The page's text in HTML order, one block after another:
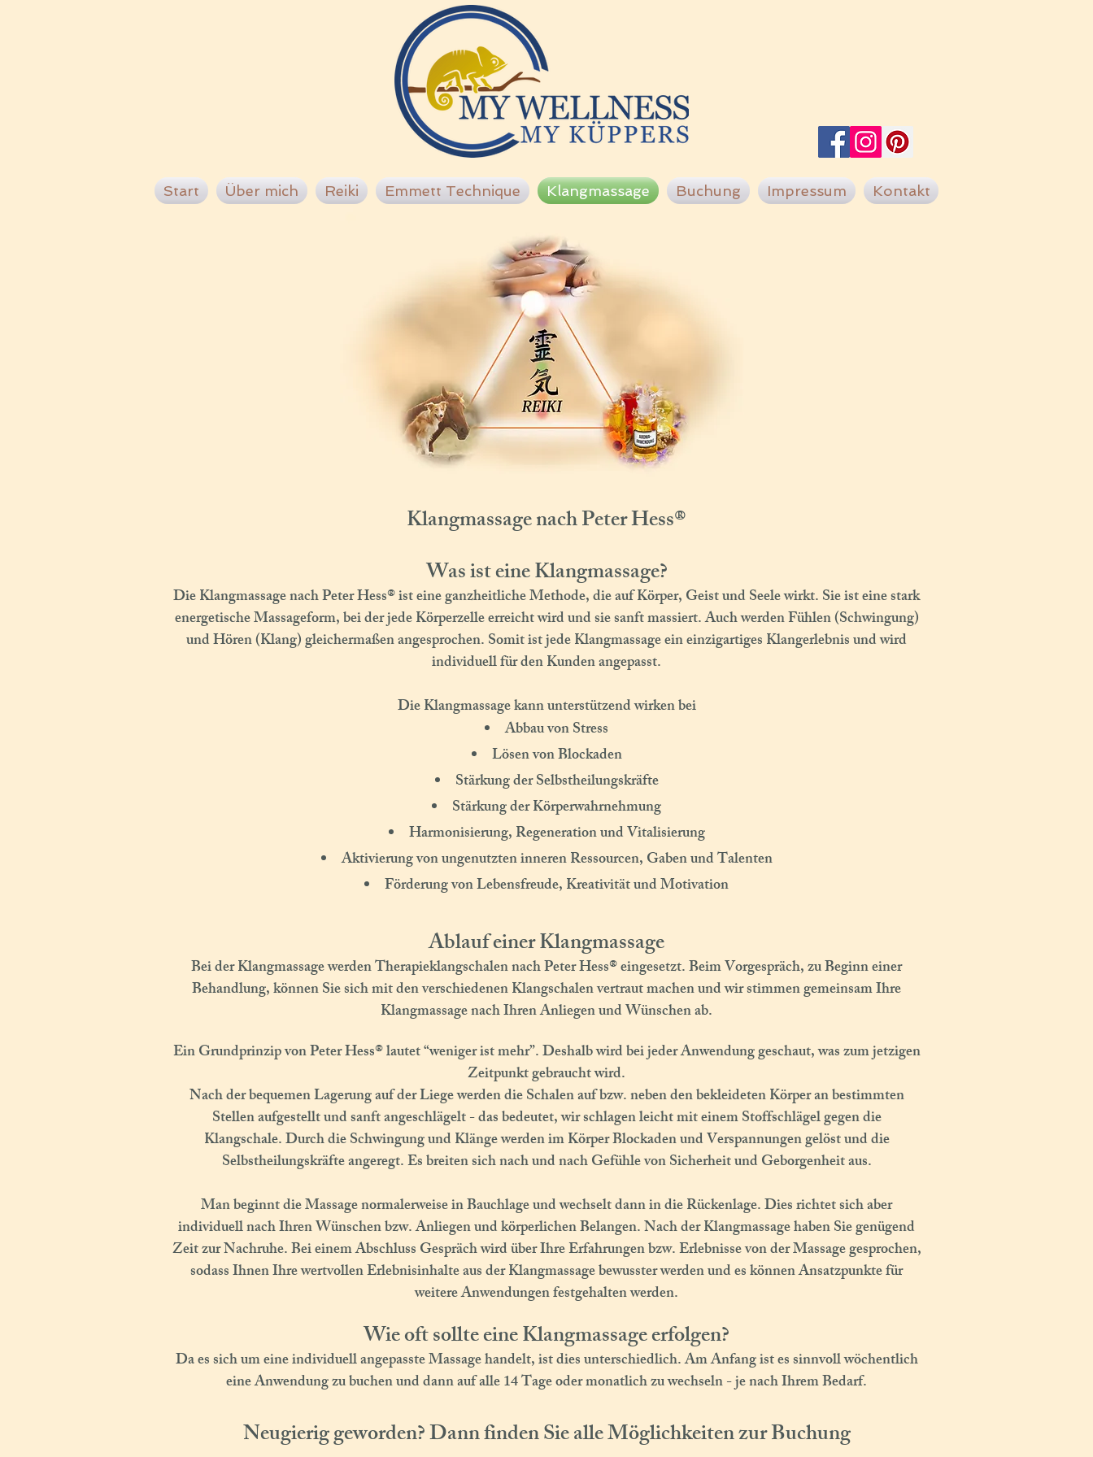
Start Über mich Reiki Emmett Technique Klangmassage Buchung Impressum Kontakt
Klangmassage nach Peter Hess®
Was ist eine Klangmassage?
Die Klangmassage nach Peter Hess® ist eine ganzheitliche Methode, die auf Körper, Geist und Seele wirkt. Sie ist eine stark
energetische Massageform, bei der jede Körperzelle erreicht wird und sie sanft massiert. Auch werden Fühlen (Schwingung)
und Hören (Klang) gleichermaßen angesprochen. Somit ist jede Klangmassage ein einzigartiges Klangerlebnis und wird
individuell für den Kunden angepasst.
Die Klangmassage kann unterstützend wirken bei
Abbau von Stress
Lösen von Blockaden
Stärkung der Selbstheilungskräfte
Stärkung der Körperwahrnehmung
Harmonisierung, Regeneration und Vitalisierung
Aktivierung von ungenutzten inneren Ressourcen, Gaben und Talenten
Förderung von Lebensfreude, Kreativität und Motivation
Ablauf einer Klangmassage
Bei der Klangmassage werden Therapieklangschalen nach Peter Hess® eingesetzt. Beim Vorgespräch, zu Beginn einer
Behandlung, können Sie sich mit den verschiedenen Klangschalen vertraut machen und wir stimmen gemeinsam Ihre
Klangmassage nach Ihren Anliegen und Wünschen ab.
Ein Grundprinzip von Peter Hess® lautet “weniger ist mehr”. Deshalb wird bei jeder Anwendung geschaut, was zum jetzigen
Zeitpunkt gebraucht wird.
Nach der bequemen Lagerung auf der Liege werden die Schalen auf bzw. neben den bekleideten Körper an bestimmten
Stellen aufgestellt und sanft angeschlägelt - das bedeutet, wir schlagen leicht mit einem Stoffschlägel gegen die
Klangschale. Durch die Schwingung und Klänge werden im Körper Blockaden und Verspannungen gelöst und die
Selbstheilungskräfte angeregt. Es breiten sich nach und nach Gefühle von Sicherheit und Geborgenheit aus.
Man beginnt die Massage normalerweise in Bauchlage und wechselt dann in die Rückenlage. Dies richtet sich aber
individuell nach Ihren Wünschen bzw. Anliegen und körperlichen Belangen. Nach der Klangmassage haben Sie genügend
Zeit zur Nachruhe. Bei einem Abschluss Gespräch wird über Ihre Erfahrungen bzw. Erlebnisse von der Massage gesprochen,
sodass Ihnen Ihre wertvollen Erlebnisinhalte aus der Klangmassage bewusster werden und es können Ansatzpunkte für
weitere Anwendungen festgehalten werden.
Wie oft sollte eine Klangmassage erfolgen?
Da es sich um eine individuell angepasste Massage handelt, ist dies unterschiedlich. Am Anfang ist es sinnvoll wöchentlich
eine Anwendung zu buchen und dann auf alle 14 Tage oder monatlich zu wechseln - je nach Ihrem Bedarf.
Neugierig geworden? Dann finden Sie alle Möglichkeiten zur Buchung